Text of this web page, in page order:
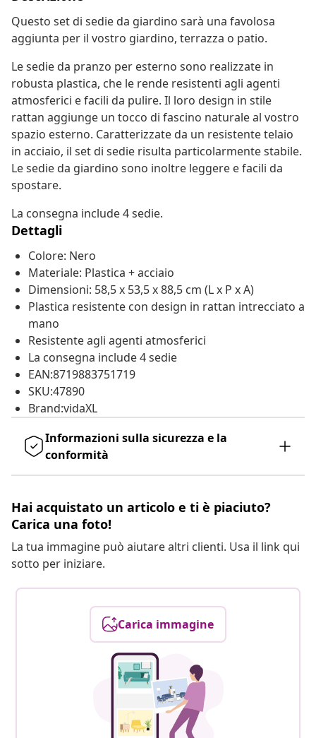
Questo set di sedie da giardino sarà una favolosa
aggiunta per il vostro giardino, terrazza o patio.
Le sedie da pranzo per esterno sono realizzate in
robusta plastica, che le rende resistenti agli agenti
atmosferici e facili da pulire. Il loro design in stile
rattan aggiunge un tocco di fascino naturale al vostro
spazio esterno. Caratterizzate da un resistente telaio
in acciaio, il set di sedie risulta particolarmente stabile.
Le sedie da giardino sono inoltre leggere e facili da
spostare.
La consegna include 4 sedie.
Dettagli
Colore: Nero
Materiale: Plastica + acciaio
Dimensioni: 58,5 x 53,5 x 88,5 cm (L x P x A)
Plastica resistente con design in rattan intrecciato a
mano
Resistente agli agenti atmosferici
La consegna include 4 sedie
EAN:8719883751719
SKU:47890
Brand:vidaXL
Informazioni sulla sicurezza e la
conformità
Hai acquistato un articolo e ti è piaciuto?
Carica una foto!
La tua immagine può aiutare altri clienti. Usa il link qui
sotto per iniziare.
Carica immagine